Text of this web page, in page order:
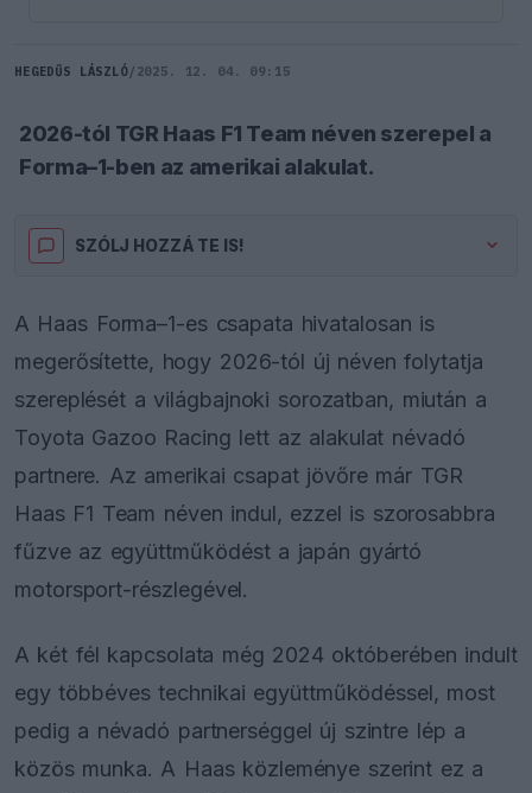
HEGEDŰS LÁSZLÓ/ 2025. 12. 04. 09:15
2026-tól TGR Haas F1 Team néven szerepel a
Forma–1-ben az amerikai alakulat.
SZÓLJ HOZZÁ TE IS!
A Haas Forma–1-es csapata hivatalosan is
megerősítette, hogy 2026-tól új néven folytatja
szereplését a világbajnoki sorozatban, miután a
Toyota Gazoo Racing lett az alakulat névadó
partnere. Az amerikai csapat jövőre már TGR
Haas F1 Team néven indul, ezzel is szorosabbra
fűzve az együttműködést a japán gyártó
motorsport-részlegével.
A két fél kapcsolata még 2024 októberében indult
egy többéves technikai együttműködéssel, most
pedig a névadó partnerséggel új szintre lép a
közös munka. A Haas közleménye szerint ez a